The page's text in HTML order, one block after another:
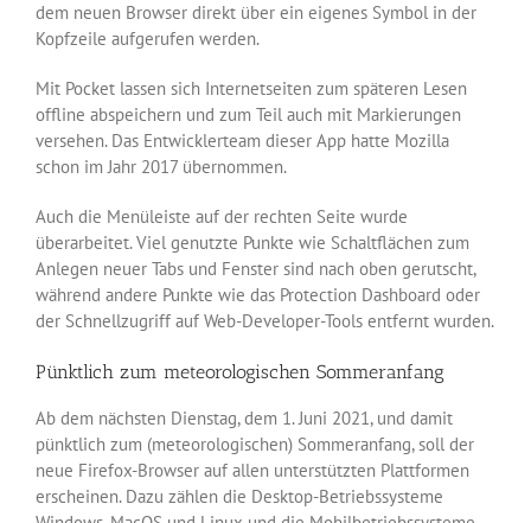
dem neuen Browser direkt über ein eigenes Symbol in der
Kopfzeile aufgerufen werden.
Mit Pocket lassen sich Internetseiten zum späteren Lesen
offline abspeichern und zum Teil auch mit Markierungen
versehen. Das Entwicklerteam dieser App hatte Mozilla
schon im Jahr 2017 übernommen.
Auch die Menüleiste auf der rechten Seite wurde
überarbeitet. Viel genutzte Punkte wie Schaltflächen zum
Anlegen neuer Tabs und Fenster sind nach oben gerutscht,
während andere Punkte wie das Protection Dashboard oder
der Schnellzugriff auf Web-Developer-Tools entfernt wurden.
Pünktlich zum meteorologischen Sommeranfang
Ab dem nächsten Dienstag, dem 1. Juni 2021, und damit
pünktlich zum (meteorologischen) Sommeranfang, soll der
neue Firefox-Browser auf allen unterstützten Plattformen
erscheinen. Dazu zählen die Desktop-Betriebssysteme